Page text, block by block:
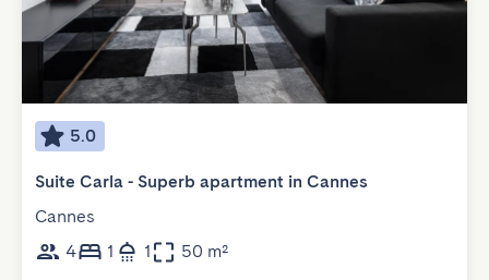
5.0
Suite Carla - Superb apartment in Cannes
Cannes
4
1 1 50 m²